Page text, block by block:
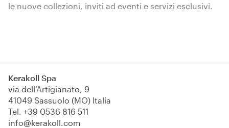
le nuove collezioni, inviti ad eventi e servizi esclusivi.
Kerakoll Spa
via dell’Artigianato, 9
41049 Sassuolo (MO) Italia
Tel. +39 0536 816 511
info@kerakoll.com